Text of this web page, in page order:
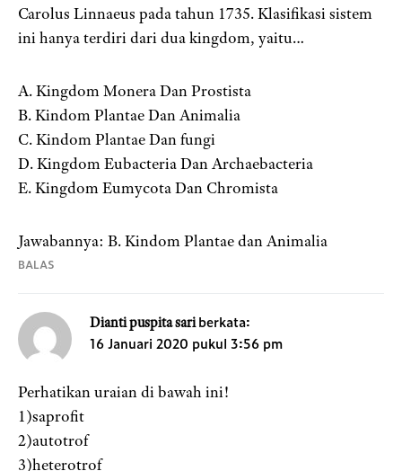
Carolus Linnaeus pada tahun 1735. Klasifikasi sistem
ini hanya terdiri dari dua kingdom, yaitu…
A. Kingdom Monera Dan Prostista
B. Kindom Plantae Dan Animalia
C. Kindom Plantae Dan fungi
D. Kingdom Eubacteria Dan Archaebacteria
E. Kingdom Eumycota Dan Chromista
Jawabannya: B. Kindom Plantae dan Animalia
BALAS
Dianti puspita sari berkata:
16 Januari 2020 pukul 3:56 pm
Perhatikan uraian di bawah ini!
1)saprofit
2)autotrof
3)heterotrof